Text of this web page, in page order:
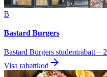
B
Bastard Burgers
Bastard Burgers studentrabatt –
Visa rabattkod